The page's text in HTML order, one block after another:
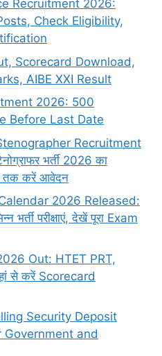
Recruitment 2026:
Check Eligibility,
Scorecard Download,
AIBE XXI Result
2026: 500
Before Last Date
Recruitment
भर्ती 2026 का
तक करें आवेदन
2026 Released:
भर्ती परीक्षाएं, देखें पूरा Exam
Out: HTET PRT,
से करें Scorecard
Security Deposit
Government and